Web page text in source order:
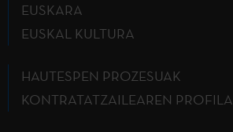
EUSKARA
EUSKAL KULTURA
HAUTESPEN PROZESUAK
KONTRATATZAILEAREN PROFILA